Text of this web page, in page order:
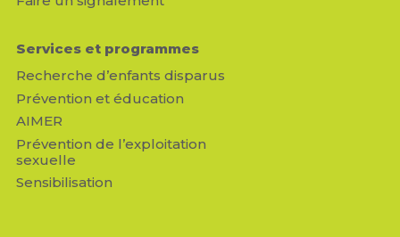
Services et programmes
Recherche d’enfants disparus
Prévention et éducation
AIMER
Prévention de l’exploitation
sexuelle
Sensibilisation